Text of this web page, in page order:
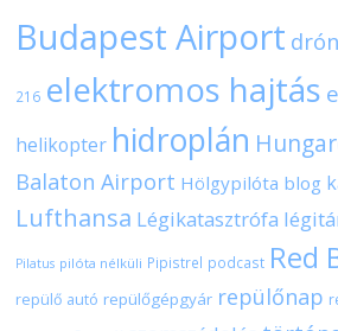
Budapest Airport drón
216 elektromos hajtás
helikopter hidroplán
Balaton Airport Hölgypilóta blog
Lufthansa Légikatasztrófa
Pilatus pilóta nélküli Pipistrel podcast Red
repülő autó repülőgépgyár repülőnap